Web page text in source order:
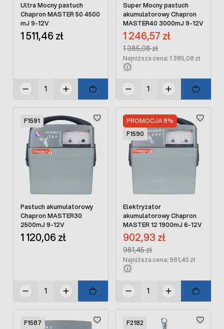
Ultra Mocny pastuch
Chapron MASTER 50 4500
mJ 9-12V
1 511,46 zł
Super Mocny pastuch
akumulatorowy Chapron
MASTER40 3000mJ 9-12V
Cena promocyjna:
1 246,57 zł
Regular Price:
1 385,08 zł
Najniższa cena: 1 385,08 zł
F1591
Pastuch akumulatorowy
Chapron MASTER30
2500mJ 9-12V
1 120,06 zł
PROMOCJA 8%
F1590
Elektryzator
akumulatorowy Chapron
MASTER 12 1900mJ 6-12V
Cena promocyjna:
902,93 zł
Regular Price:
981,45 zł
Najniższa cena: 981,45 zł
F1587 F2182